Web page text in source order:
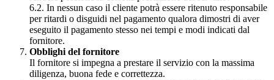
6.2. In nessun caso il cliente potrà essere ritenuto responsabile
per ritardi o disguidi nel pagamento qualora dimostri di aver
eseguito il pagamento stesso nei tempi e modi indicati dal
fornitore.
Obblighi del fornitore
Il fornitore si impegna a prestare il servizio con la massima
diligenza, buona fede e correttezza.